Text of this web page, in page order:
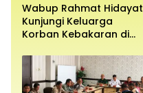
Wabup Rahmat Hidayat
Kunjungi Keluarga
Korban Kebakaran di